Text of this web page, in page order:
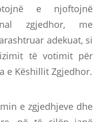
e njoftojnë
zgjedhor, me
adekuat, si
të votimit për
e Këshillit Zgjedhor.
e zgjedhjeve dhe